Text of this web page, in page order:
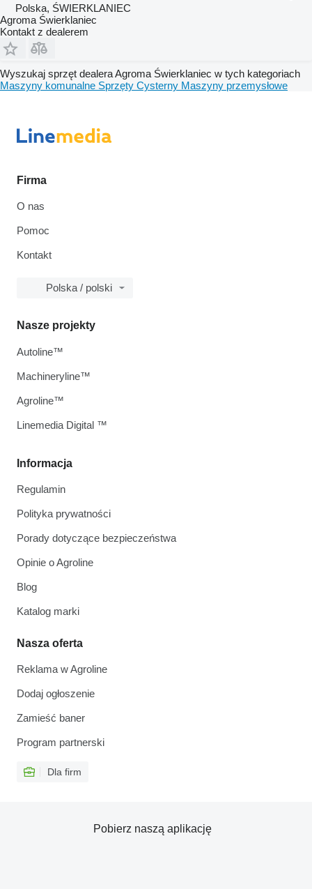
Polska, ŚWIERKLANIEC
Agroma Świerklaniec
Kontakt z dealerem
Wyszukaj sprzęt dealera Agroma Świerklaniec w tych kategoriach
Maszyny komunalne Sprzęty Cysterny Maszyny przemysłowe
Firma
O nas
Pomoc
Kontakt
Polska / polski
Informacja
Regulamin
Polityka prywatności
Porady dotyczące bezpieczeństwa
Opinie o Agroline
Blog
Katalog marki
Nasza oferta
Reklama w Agroline
Dodaj ogłoszenie
Zamieść baner
Program partnerski
Dla firm
Nasze projekty
Autoline™
Machineryline™
Agroline™
Linemedia Digital ™
Pobierz naszą aplikację